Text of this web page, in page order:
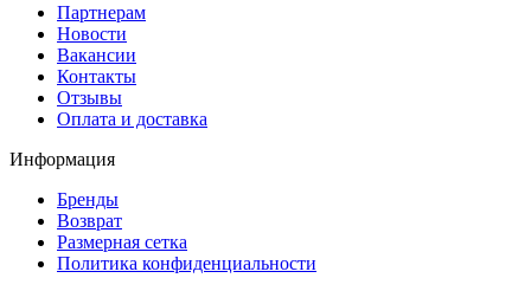
Партнерам
Новости
Вакансии
Контакты
Отзывы
Оплата и доставка
Информация
Бренды
Возврат
Размерная сетка
Политика конфиденциальности